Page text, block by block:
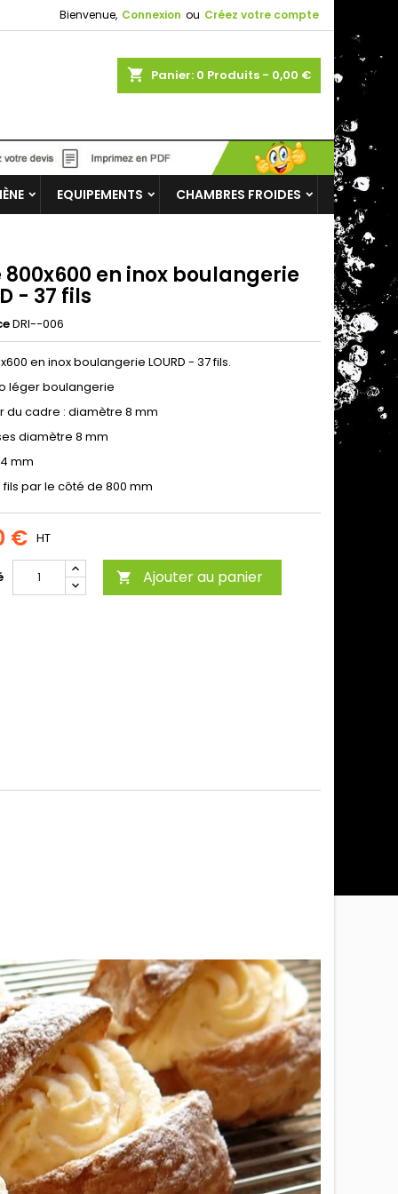
Bienvenue, Connexion ou Créez votre compte
shopping_cart Panier: 0 Produits - 0,00 €
EQUIPEMENTS CHAMBRES FROIDES
800x600 en inox boulangerie
- 37 fils
DRI--006
en inox boulangerie LOURD - 37 fils.
léger boulangerie
du cadre : diamètre 8 mm
diamètre 8 mm
mm
fils par le côté de 800 mm
€ HT
 Ajouter au panier